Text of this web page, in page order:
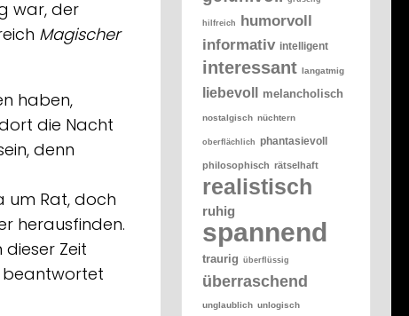
war, der
Magischer
haben,
die Nacht
denn
um Rat, doch
herausfinden.
Zeit
beantwortet
hilfreich
humorvoll
informativ intelligent
interessant langatmig
liebevoll melancholisch
nostalgisch nüchtern
oberflächlich phantasievoll
philosophisch rätselhaft
realistisch
ruhig
spannend
traurig überflüssig
überraschend
unglaublich unlogisch